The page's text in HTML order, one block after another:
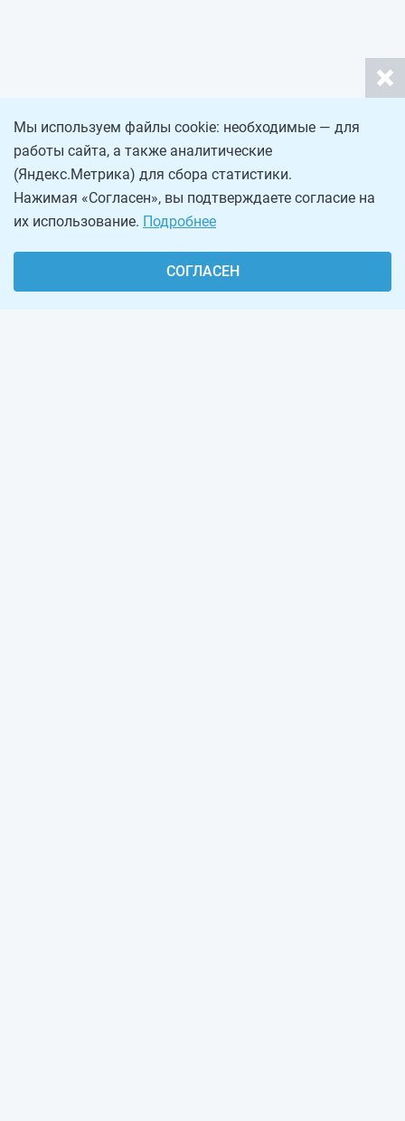
Мы используем файлы cookie: необходимые — для
работы сайта, а также аналитические
(Яндекс.Метрика) для сбора статистики.
Нажимая «Согласен», вы подтверждаете согласие на
их использование. Подробнее
СОГЛАСЕН